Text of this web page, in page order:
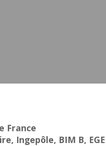
France
Ingepôle, BIM B,